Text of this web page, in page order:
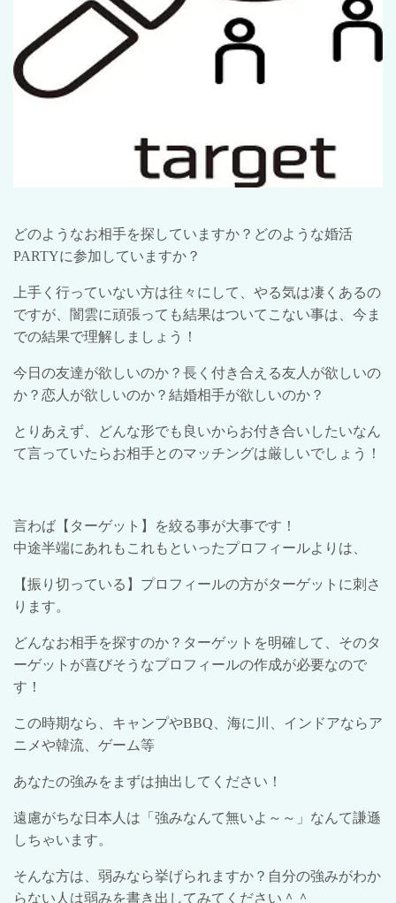
どのようなお相手を探していますか？どのような婚活
PARTYに参加していますか？
上手く行っていない方は往々にして、やる気は凄くあるの
ですが、闇雲に頑張っても結果はついてこない事は、今ま
での結果で理解しましょう！
今日の友達が欲しいのか？長く付き合える友人が欲しいの
か？恋人が欲しいのか？結婚相手が欲しいのか？
とりあえず、どんな形でも良いからお付き合いしたいなん
て言っていたらお相手とのマッチングは厳しいでしょう！
言わば【ターゲット】を絞る事が大事です！
中途半端にあれもこれもといったプロフィールよりは、
【振り切っている】プロフィールの方がターゲットに刺さ
ります。
どんなお相手を探すのか？ターゲットを明確して、そのタ
ーゲットが喜びそうなプロフィールの作成が必要なので
す！
この時期なら、キャンプやBBQ 、海に川、インドアならア
ニメや韓流、ゲーム等
あなたの強みをまずは抽出してください！
遠慮がちな日本人は「強みなんて無いよ～～」なんて謙遜
しちゃいます。
そんな方は、弱みなら挙げられますか？自分の強みがわか
らない人は弱みを書き出してみてください＾＾